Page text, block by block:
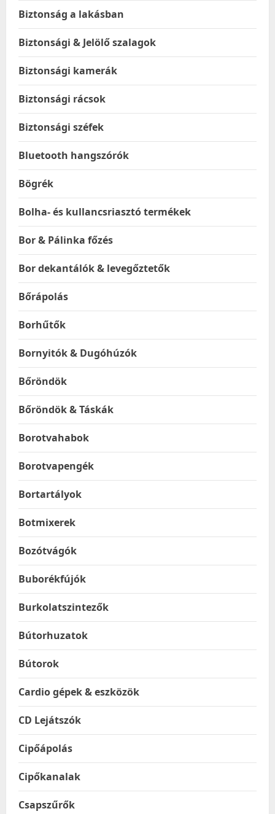
Biztonság a lakásban
Biztonsági & Jelölő szalagok
Biztonsági kamerák
Biztonsági rácsok
Biztonsági széfek
Bluetooth hangszórók
Bögrék
Bolha- és kullancsriasztó termékek
Bor & Pálinka főzés
Bor dekantálók & levegőztetők
Bőrápolás
Borhűtők
Bornyitók & Dugóhúzók
Bőröndök
Bőröndök & Táskák
Borotvahabok
Borotvapengék
Bortartályok
Botmixerek
Bozótvágók
Buborékfújók
Burkolatszintezők
Bútorhuzatok
Bútorok
Cardio gépek & eszközök
CD Lejátszók
Cipőápolás
Cipőkanalak
Csapszűrők